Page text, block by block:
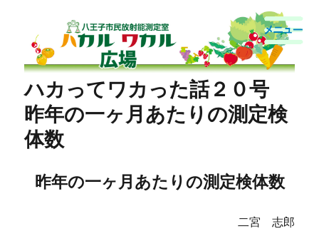
ハカってワカった話２０号
昨年の一ヶ月あたりの測定検
体数
昨年の一ヶ月あたりの測定検体数
二宮 志郎